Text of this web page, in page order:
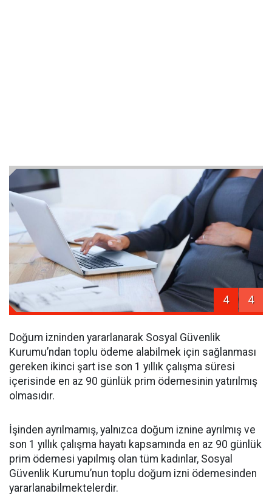
4 4
Doğum izninden yararlanarak Sosyal Güvenlik
Kurumu’ndan toplu ödeme alabilmek için sağlanması
gereken ikinci şart ise son 1 yıllık çalışma süresi
içerisinde en az 90 günlük prim ödemesinin yatırılmış
olmasıdır.
İşinden ayrılmamış, yalnızca doğum iznine ayrılmış ve
son 1 yıllık çalışma hayatı kapsamında en az 90 günlük
prim ödemesi yapılmış olan tüm kadınlar, Sosyal
Güvenlik Kurumu’nun toplu doğum izni ödemesinden
yararlanabilmektelerdir.